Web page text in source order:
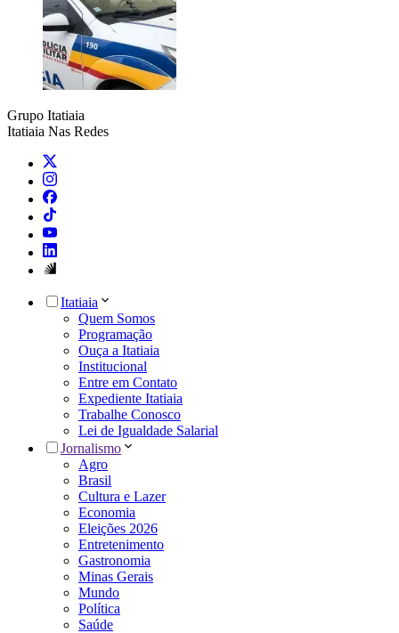
Grupo Itatiaia
Itatiaia Nas Redes
Itatiaia
Quem Somos
Programação
Ouça a Itatiaia
Institucional
Entre em Contato
Expediente Itatiaia
Trabalhe Conosco
Lei de Igualdade Salarial
Jornalismo
Agro
Brasil
Cultura e Lazer
Economia
Eleições 2026
Entretenimento
Gastronomia
Minas Gerais
Mundo
Política
Saúde